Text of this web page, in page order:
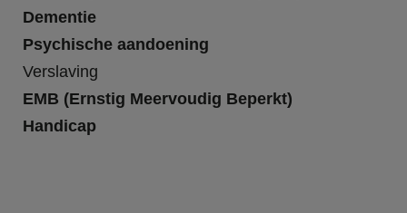
Dementie
Psychische aandoening
Verslaving
EMB (Ernstig Meervoudig Beperkt)
Handicap